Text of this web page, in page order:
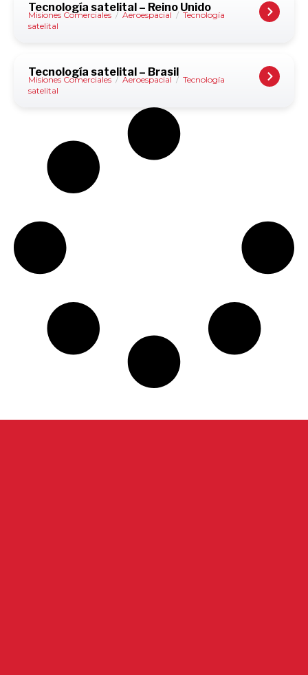
Tecnología satelital – Reino Unido
Misiones Comerciales / Aeroespacial / Tecnología
satelital
Tecnología satelital – Brasil
Misiones Comerciales / Aeroespacial / Tecnología
satelital